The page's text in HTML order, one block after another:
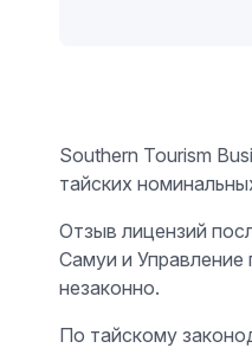
Southern Tourism
тайских
Отзыв лицензий
Самуи и Управление
незаконно.
По тайскому